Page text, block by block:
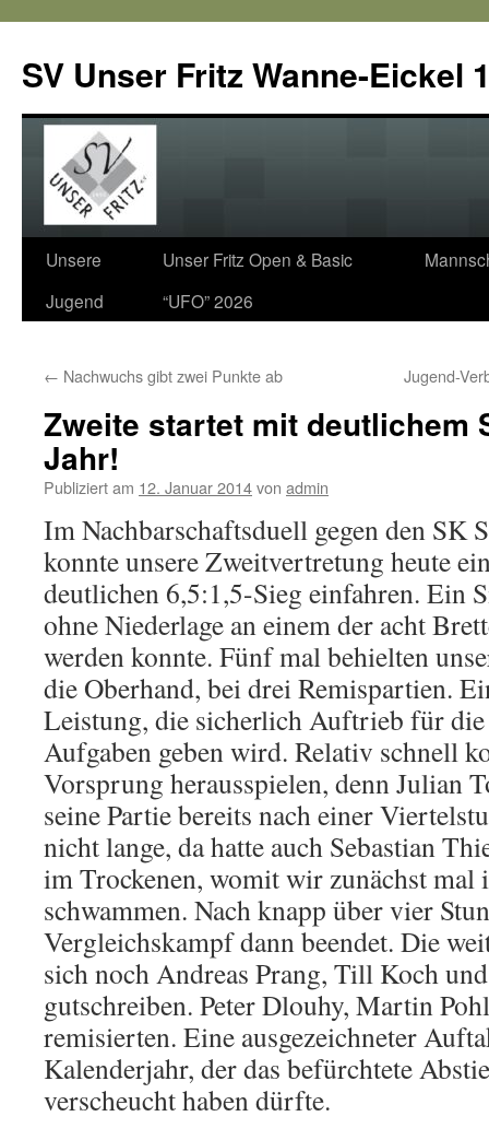
SV Unser Fritz Wanne-Eickel
Zum
Inhalt
Unsere
Jugend
Unser Fritz Open & Basic
“UFO” 2026
← Nachwuchs gibt zwei Punkte ab Jugend-
Zweite startet mit deutlichem
Jahr!
Publiziert am 12. Januar 2014von admin
Im Nachbarschaftsduell gegen den SK
konnte unsere Zweitvertretung heute
deutlichen 6,5:1,5-Sieg einfahren. Ein
ohne Niederlage an einem der acht
werden konnte. Fünf mal behielten
die Oberhand, bei drei Remispartien.
Leistung, die sicherlich Auftrieb für
Aufgaben geben wird. Relativ schnell
Vorsprung herausspielen, denn Julian
seine Partie bereits nach einer
nicht lange, da hatte auch Sebastian
im Trockenen, womit wir zunächst mal
schwammen. Nach knapp über vier
Vergleichskampf dann beendet. Die
sich noch Andreas Prang, Till Koch
gutschreiben. Peter Dlouhy, Martin
remisierten. Eine ausgezeichneter
Kalenderjahr, der das befürchtete
verscheucht haben dürfte.